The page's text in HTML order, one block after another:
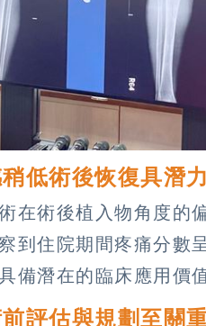
低術後恢復具潛力
在術後植入物角度的
到住院期間疼痛分數
備潛在的臨床應用價值
評估與規劃至關